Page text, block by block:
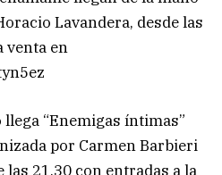
Lavandera, desde las
venta en
“Enemigas íntimas”
por Carmen Barbieri
21.30 con entradas a la